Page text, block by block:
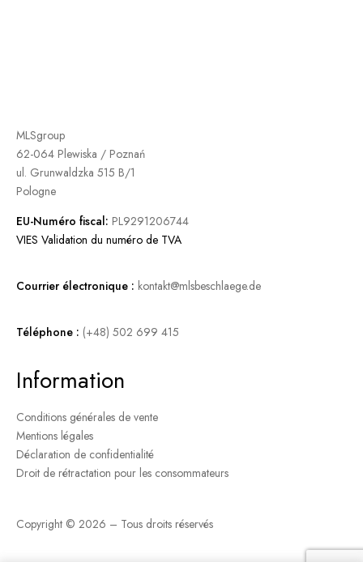
MLSgroup
62-064 Plewiska / Poznań
ul. Grunwaldzka 515 B/1
Pologne
EU-Numéro fiscal: PL9291206744
VIES Validation du numéro de TVA
Courrier électronique : kontakt@mlsbeschlaege.de
Téléphone : (+48) 502 699 415
Information
Conditions générales de vente
Mentions légales
Déclaration de confidentialité
Droit de rétractation pour les consommateurs
Copyright © 2026 – Tous droits réservés